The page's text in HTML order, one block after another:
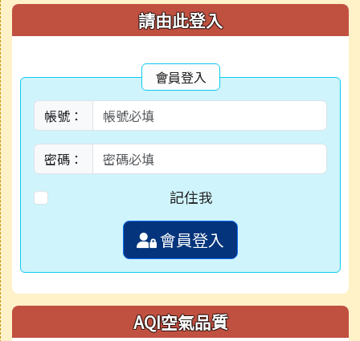
右邊區域內容 請由此登入
會員登入
帳號：
密碼：
記住我
會員登入
AQI空氣品質